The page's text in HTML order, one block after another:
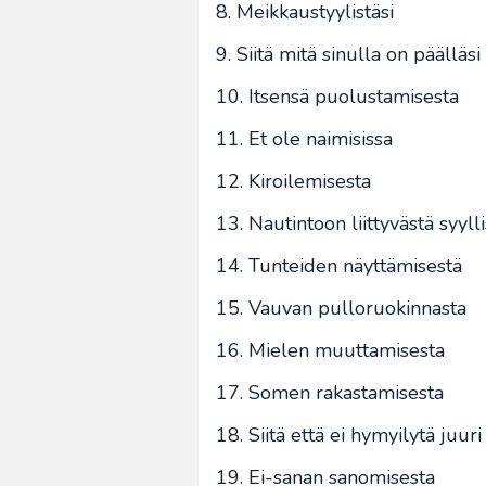
8. Meikkaustyylistäsi
9. Siitä mitä sinulla on päälläsi
10. Itsensä puolustamisesta
11. Et ole naimisissa
12. Kiroilemisesta
13. Nautintoon liittyvästä
14. Tunteiden näyttämisestä
15. Vauvan pulloruokinnasta
16. Mielen muuttamisesta
17. Somen rakastamisesta
18. Siitä että ei hymyilytä
19. Ei-sanan sanomisesta